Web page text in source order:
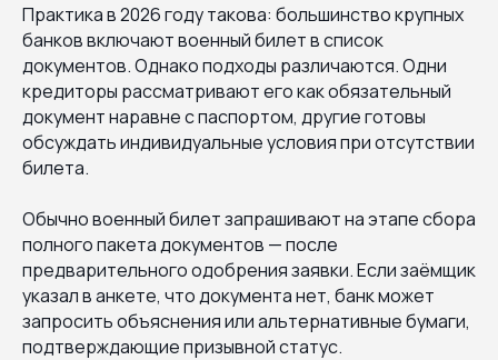
Практика в 2026 году такова: большинство крупных
банков включают военный билет в список
документов. Однако подходы различаются. Одни
кредиторы рассматривают его как обязательный
документ наравне с паспортом, другие готовы
обсуждать индивидуальные условия при отсутствии
билета.
Обычно военный билет запрашивают на этапе сбора
полного пакета документов — после
предварительного одобрения заявки. Если заёмщик
указал в анкете, что документа нет, банк может
запросить объяснения или альтернативные бумаги,
подтверждающие призывной статус.